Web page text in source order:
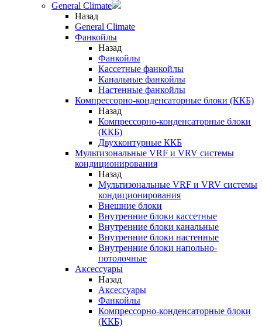
General Climate
Назад
General Climate
Фанкойлы
Назад
Фанкойлы
Кассетные фанкойлы
Канальные фанкойлы
Настенные фанкойлы
Компрессорно-конденсаторные блоки (ККБ)
Назад
Компрессорно-конденсаторные блоки
(ККБ)
Двухконтурные ККБ
Мультизональные VRF и VRV системы
кондиционирования
Назад
Мультизональные VRF и VRV системы
кондиционирования
Внешние блоки
Внутренние блоки кассетные
Внутренние блоки канальные
Внутренние блоки настенные
Внутренние блоки напольно-
потолочные
Аксессуары
Назад
Аксессуары
Фанкойлы
Компрессорно-конденсаторные блоки
(ККБ)